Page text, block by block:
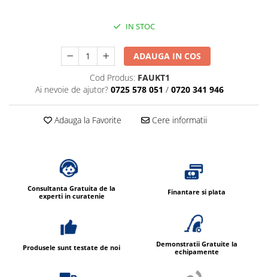
Dispensere rola prosop hartie
servetele faciale
Dozatoare sapun lichid
Uscatoare de maini si par
Uscatoare de maini
Uscatoare de par
Crema de corp
Sampon si gel de dus
Sapun lichid
Sapun spuma
Consumabile hartie
IN STOC
ADAUGA IN COS
Cod Produs: FAUKT1
Ai nevoie de ajutor? 0725 578 051 / 0720 341 946
Adauga la Favorite Cere informatii
Consultanta Gratuita de la
experti in curatenie
Finantare si plata
Produsele sunt testate de noi
Demonstratii Gratuite la
echipamente